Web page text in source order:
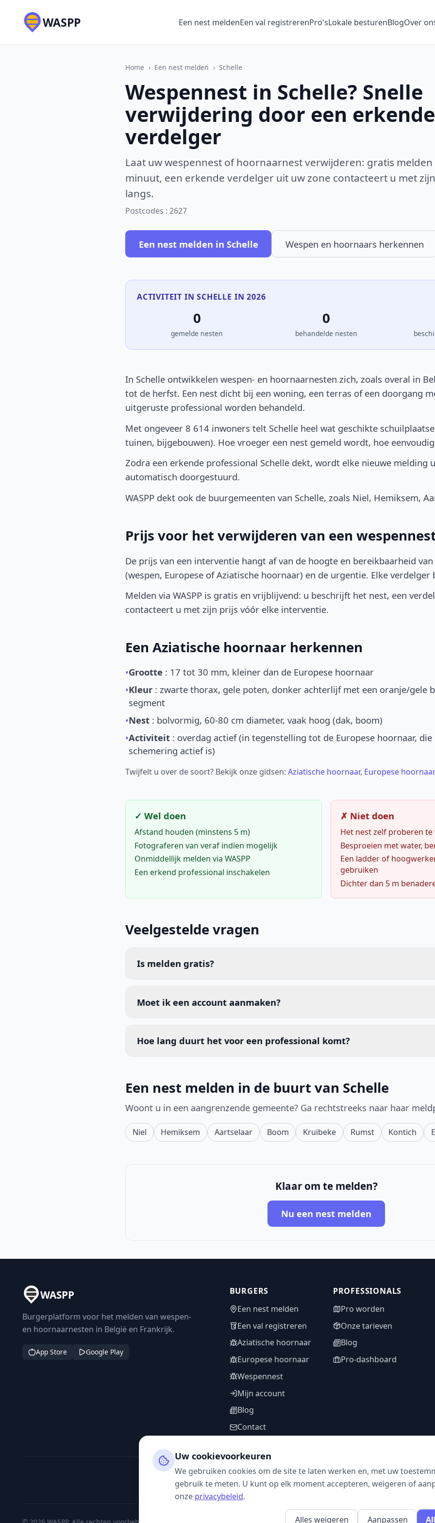
WASPP Een nest meldenEen val registrerenPro'sLokale besturenBlogOver
Home › Een nest melden › Schelle
Wespennest in Schelle? Snelle
verwijdering door een erkende
verdelger
Laat uw wespennest of hoornaarnest verwijderen: gratis
minuut, een erkende verdelger uit uw zone contacteert u met
langs.
Postcodes : 2627
Een nest melden in Schelle Wespen en hoornaars herkennen
ACTIVITEIT IN SCHELLE IN 2026
0
gemelde nesten
0
behandelde nesten
In Schelle ontwikkelen wespen- en hoornaarnesten zich, zoals overal in
tot de herfst. Een nest dicht bij een woning, een terras of een doorgang
uitgeruste professional worden behandeld.
Met ongeveer 8 614 inwoners telt Schelle heel wat geschikte
tuinen, bijgebouwen). Hoe vroeger een nest gemeld wordt, hoe
Zodra een erkende professional Schelle dekt, wordt elke nieuwe melding
automatisch doorgestuurd.
WASPP dekt ook de buurgemeenten van Schelle, zoals Niel, Hemiksem,
Prijs voor het verwijderen van een
De prijs van een interventie hangt af van de hoogte en bereikbaarheid
(wespen, Europese of Aziatische hoornaar) en de urgentie. Elke
Melden via WASPP is gratis en vrijblijvend: u beschrijft het nest, een
contacteert u met zijn prijs vóór elke interventie.
Een Aziatische hoornaar herkennen
•Grootte : 17 tot 30 mm, kleiner dan de Europese hoornaar
•Kleur : zwarte thorax, gele poten, donker achterlijf met een oranje/gele
segment
•Nest : bolvormig, 60-80 cm diameter, vaak hoog (dak, boom)
•Activiteit : overdag actief (in tegenstelling tot de Europese hoornaar,
schemering actief is)
Twijfelt u over de soort? Bekijk onze gidsen: Aziatische hoornaar, Europese hoornaar
✓ Wel doen
Afstand houden (minstens 5 m)
Fotograferen van veraf indien mogelijk
Onmiddellijk melden via WASPP
Een erkend professional inschakelen
✗ Niet doen
Het nest zelf proberen
Besproeien met water,
Een ladder of
gebruiken
Dichter dan 5 m
Veelgestelde vragen
Is melden gratis?
Moet ik een account aanmaken?
Hoe lang duurt het voor een professional komt?
Een nest melden in de buurt van Schelle
Woont u in een aangrenzende gemeente? Ga rechtstreeks naar haar
Niel Hemiksem Aartselaar Boom Kruibeke Rumst Kontich
Klaar om te melden?
Nu een nest melden
WASPP
Burgerplatform voor het melden van wespen-
en hoornaarnesten in België en Frankrijk.
App Store Google Play
BURGERS
Een nest melden
Een val registreren
Aziatische hoornaar
Europese hoornaar
Wespennest
Mijn account
Blog
Contact
PROFESSIONALS
Pro worden
Onze tarieven
Blog
Pro-dashboard
VOLG ONS
Uw cookievoorkeuren
We gebruiken cookies om de site te laten werken en, met uw
gebruik te meten. U kunt op elk moment accepteren, weigeren of
onze privacybeleid.
Alles weigeren Aanpassen